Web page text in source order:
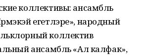
коллективы: ансамбль
егетлэре», народный
коллектив
ансамбль «Ал калфак»,